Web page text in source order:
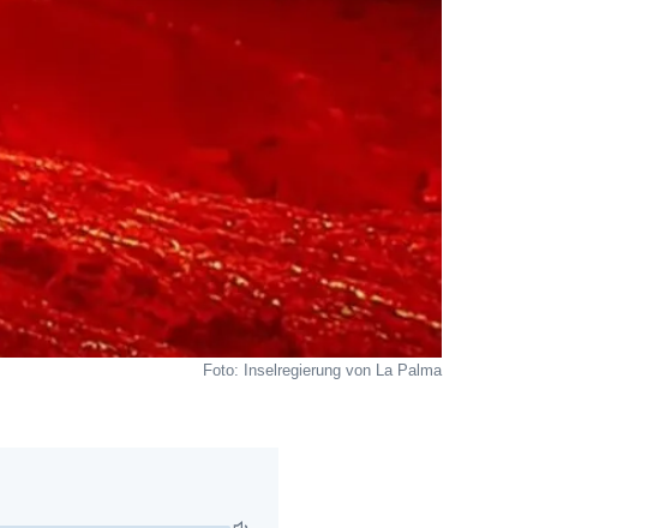
Foto: Inselregierung von La Palma